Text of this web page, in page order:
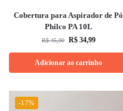
Cobertura para Aspirador de Pó
Philco PA 10L
R$45,00 R$34,99
Adicionar ao carrinho
-17%